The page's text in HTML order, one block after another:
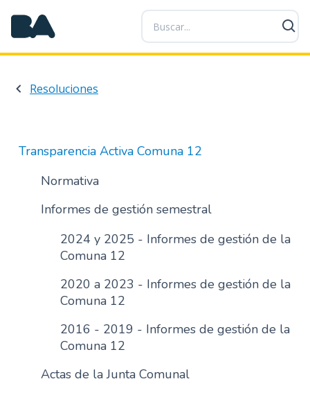
P
a
s
a
n
n
d
r
n
p
Resoluciones
Transparencia Activa Comuna 12
Normativa
Informes de gestión semestral
2024 y 2025 - Informes de gestión de la
Comuna 12
2020 a 2023 - Informes de gestión de la
Comuna 12
2016 - 2019 - Informes de gestión de la
Comuna 12
Actas de la Junta Comunal